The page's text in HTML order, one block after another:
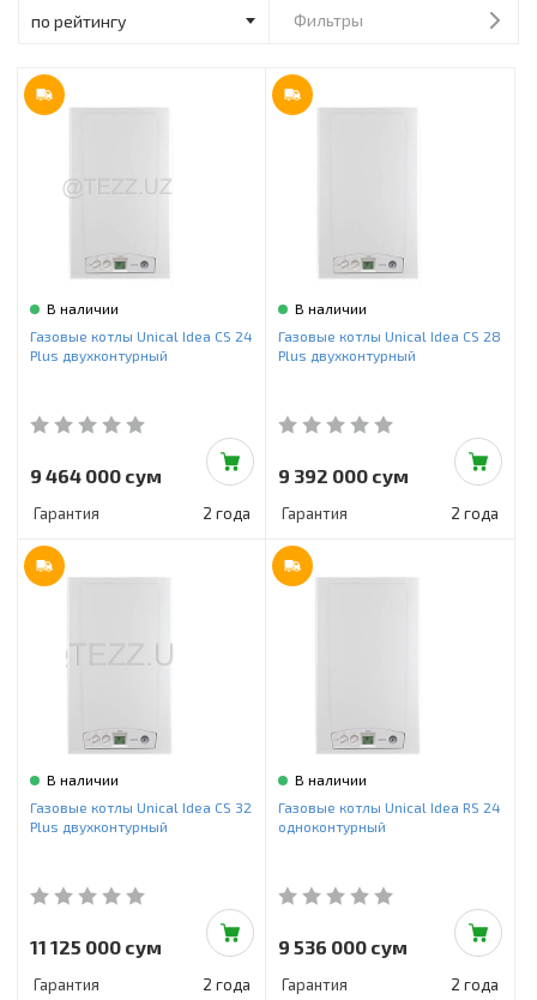
Сантехника
Фильтры
В наличии
Газовые котлы Unical Idea CS 24
Plus двухконтурный
9 464 000 сум
Гарантия 2 года
В наличии
Газовые котлы Unical Idea CS 28
Plus двухконтурный
9 392 000 сум
Гарантия 2 года
В наличии
Газовые котлы Unical Idea CS 32
Plus двухконтурный
11 125 000 сум
Гарантия 2 года
В наличии
Газовые котлы Unical Idea RS 24
одноконтурный
9 536 000 сум
Гарантия 2 года